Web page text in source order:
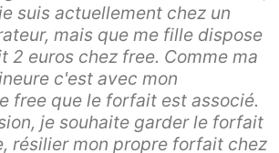
suis actuellement chez un
mais que me fille dispose
2 euros chez free. Comme ma
c'est avec mon
free que le forfait est associé.
je souhaite garder le forfait
résilier mon propre forfait chez